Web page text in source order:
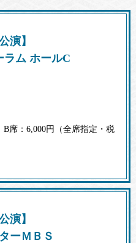
ット会員
です
演】
ラム ホールC
席：6,000円（全席指定・税
演】
ーＭＢＳ